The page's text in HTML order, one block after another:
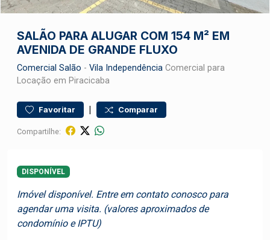
SALÃO PARA ALUGAR COM 154 M² EM
AVENIDA DE GRANDE FLUXO
Comercial Salão - Vila Independência Comercial para
Locação em Piracicaba
Favoritar | Comparar
Compartilhe:
DISPONÍVEL
Imóvel disponível. Entre em contato conosco para
agendar uma visita. (valores aproximados de
condomínio e IPTU)